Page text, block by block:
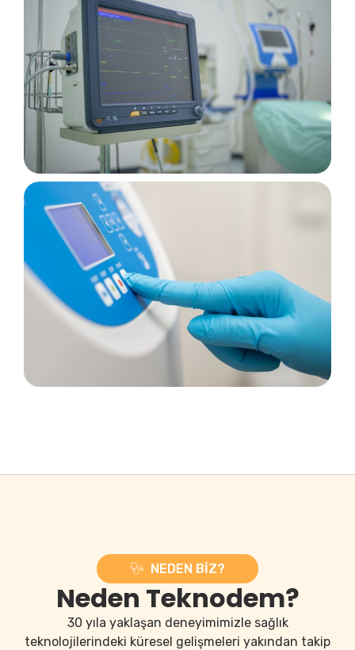
NEDEN BIZ?
Neden Teknodem?
30 yıla yaklaşan deneyimimizle sağlık
teknolojilerindeki küresel gelişmeleri yakından takip